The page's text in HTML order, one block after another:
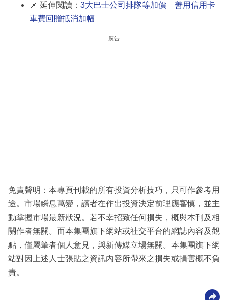
📌 延伸閱讀： 3大巴士公司排隊等加價 善用信用卡
車費回贈抵消加幅
廣告
免責聲明：本專頁刊載的所有投資分析技巧，只可作參考用
途。市場瞬息萬變，讀者在作出投資決定前理應審慎，並主
動掌握市場最新狀況。若不幸招致任何損失，概與本刊及相
關作者無關。而本集團旗下網站或社交平台的網誌內容及觀
點，僅屬筆者個人意見，與新傳媒立場無關。本集團旗下網
站對因上述人士張貼之資訊內容所帶來之損失或損害概不負
責。